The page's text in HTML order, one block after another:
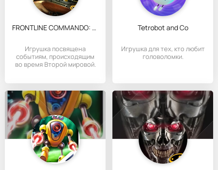
FRONTLINE COMMANDO: WW2
Игрушка посвящена
событиям, происходящим
во время Второй мировой.
Tetrobot and Co
Игрушка для тех, кто любит
головоломки.